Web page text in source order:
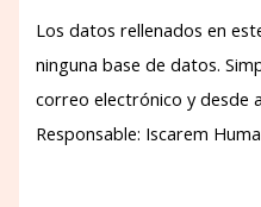
Los datos rellenados en
ninguna base de datos.
correo electrónico y desde
Responsable: Iscarem